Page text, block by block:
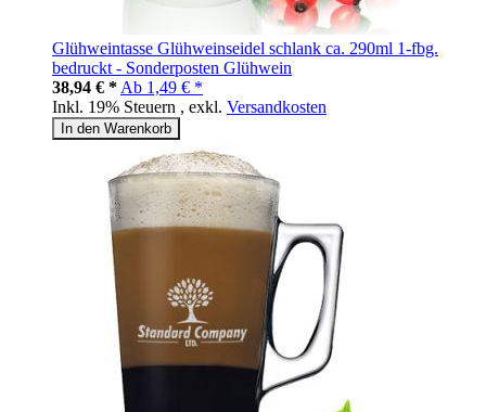
Glühweintasse Glühweinseidel schlank ca. 290ml 1-fbg.
bedruckt - Sonderposten Glühwein
38,94 € * Ab 1,49 € *
Inkl. 19% Steuern , exkl. Versandkosten
In den Warenkorb